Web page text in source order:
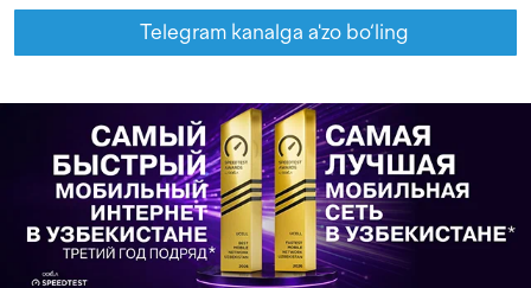
Telegram kanalga a'zo bo‘ling